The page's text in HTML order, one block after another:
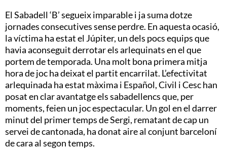
El Sabadell ‘B’ segueix imparable i ja suma dotze
jornades consecutives sense perdre. En aquesta ocasió,
la víctima ha estat el Júpiter, un dels pocs equips que
havia aconseguit derrotar els arlequinats en el que
portem de temporada. Una molt bona primera mitja
hora de joc ha deixat el partit encarrilat. L’efectivitat
arlequinada ha estat màxima i Español, Civil i Cesc han
posat en clar avantatge els sabadellencs que, per
moments, feien un joc espectacular. Un gol en el darrer
minut del primer temps de Sergi, rematant de cap un
servei de cantonada, ha donat aire al conjunt barceloní
de cara al segon temps.